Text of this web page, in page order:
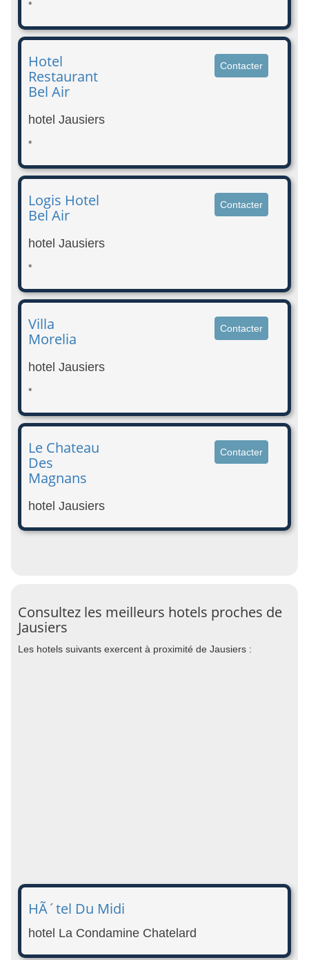
*
Hotel
Restaurant
Bel Air
Contacter
hotel Jausiers
*
Logis Hotel
Bel Air
Contacter
hotel Jausiers
*
Villa
Morelia
Contacter
hotel Jausiers
*
Le Chateau
Des
Magnans
Contacter
hotel Jausiers
Consultez les meilleurs hotels proches de
Jausiers
Les hotels suivants exercent à proximité de Jausiers :
HÃ´tel Du Midi
hotel La Condamine Chatelard